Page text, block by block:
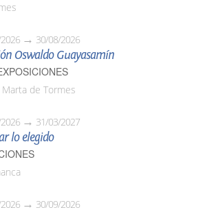
30/08/2026
Oswaldo Guayasamín
Marta de Tormes
31/03/2027
lo elegido
30/09/2026